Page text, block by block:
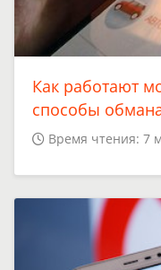
Как работают
способы
Время чтения: 7